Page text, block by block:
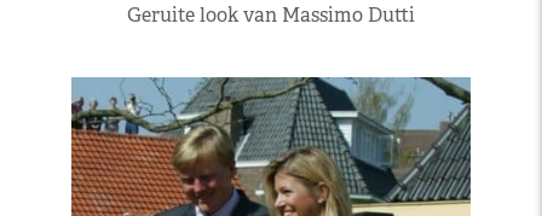
Geruite look van Massimo Dutti